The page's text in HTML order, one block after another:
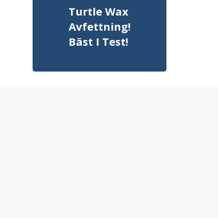
Turtle Wax
Avfettning!
Bäst I Test!